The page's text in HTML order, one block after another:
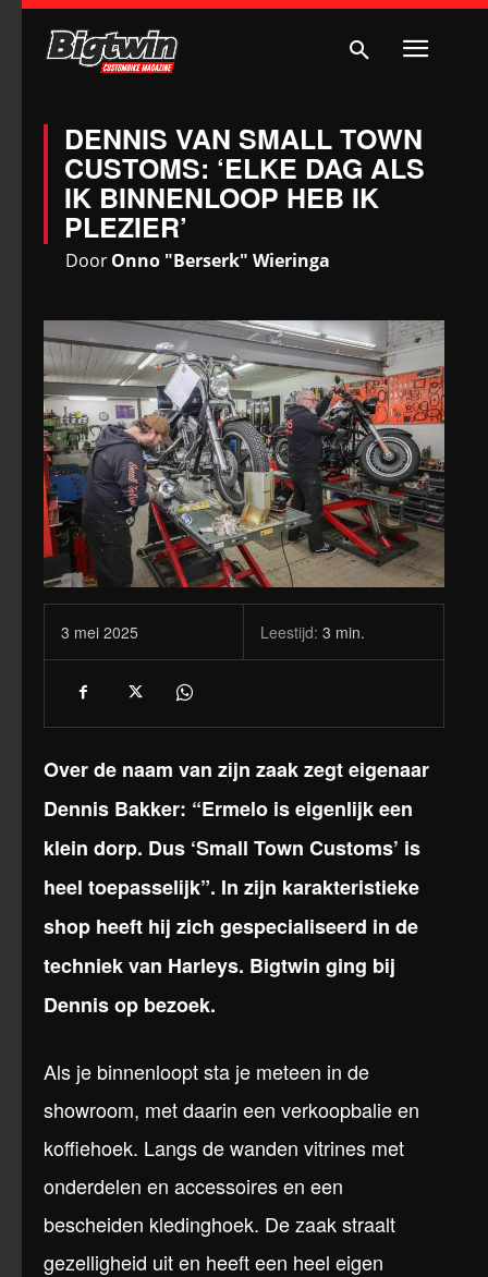
DENNIS VAN SMALL TOWN
CUSTOMS: ‘ELKE DAG ALS
IK BINNENLOOP HEB IK
PLEZIER’
DoorOnno "Berserk" Wieringa
3 mei 2025 Leestijd: 3 min.
Over de naam van zijn zaak zegt eigenaar
Dennis Bakker: “Ermelo is eigenlijk een
klein dorp. Dus ‘Small Town Customs’ is
heel toepasselijk”. In zijn karakteristieke
shop heeft hij zich gespecialiseerd in de
techniek van Harleys. Bigtwin ging bij
Dennis op bezoek.
Als je binnenloopt sta je meteen in de
showroom, met daarin een verkoopbalie en
koffiehoek. Langs de wanden vitrines met
onderdelen en accessoires en een
bescheiden kledinghoek. De zaak straalt
gezelligheid uit en heeft een heel eigen